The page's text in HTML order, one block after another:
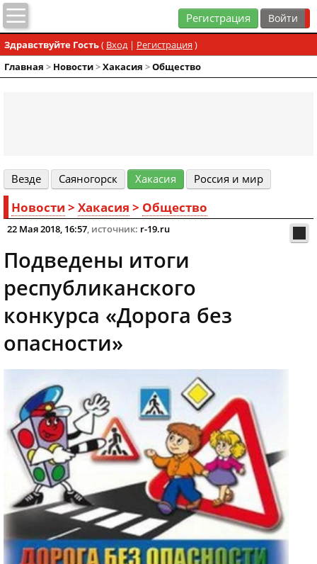
Регистрация
Здравствуйте Гость( Вход| Регистрация )
Главная > Новости>Хакасия >Общество
Везде Cаяногорск Хакасия Россия и мир
Новости > Хакасия > Общество
22 Мая 2018, 16:57, источник: r-19.ru
Подведены итоги
республиканского
конкурса «Дорога без
опасности»